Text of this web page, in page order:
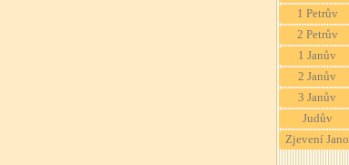
1 Petrův
2 Petrův
1 Janův
2 Janův
3 Janův
Judův
Zjevení Jano